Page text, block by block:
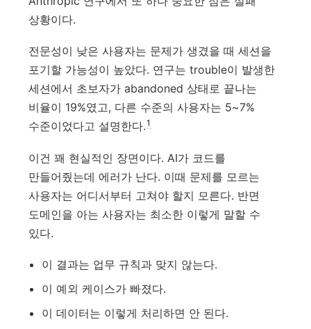
상황이다.
전문성이 낮은 사용자는 문제가 생겼을 때 세션을
포기할 가능성이 높았다. 연구는 trouble이 발생한
세션에서 초보자가 abandoned 상태로 끝나는
비율이 19%였고, 다른 수준의 사용자는 5~7%
수준이었다고 설명한다.1
이건 꽤 현실적인 장면이다. AI가 코드를
만들어줬는데 에러가 난다. 이때 문제를 모르는
사용자는 어디서부터 고쳐야 할지 모른다. 반면
도메인을 아는 사용자는 최소한 이렇게 말할 수
있다.
이 결과는 업무 규칙과 맞지 않는다.
이 예외 케이스가 빠졌다.
이 데이터는 이렇게 처리하면 안 된다.